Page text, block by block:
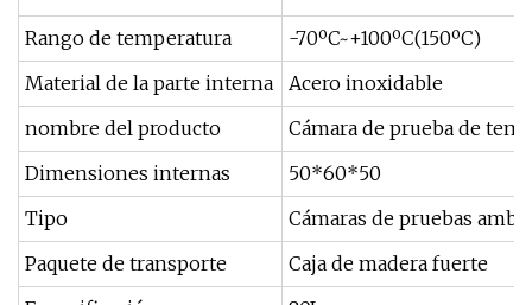
Rango de temperatura
-70ºC~+100ºC(150ºC)
Material de la parte interna
Acero inoxidable
nombre del producto
Cámara de prueba de
Dimensiones internas
50*60*50
Tipo
Cámaras de pruebas
Paquete de transporte
Caja de madera fuerte